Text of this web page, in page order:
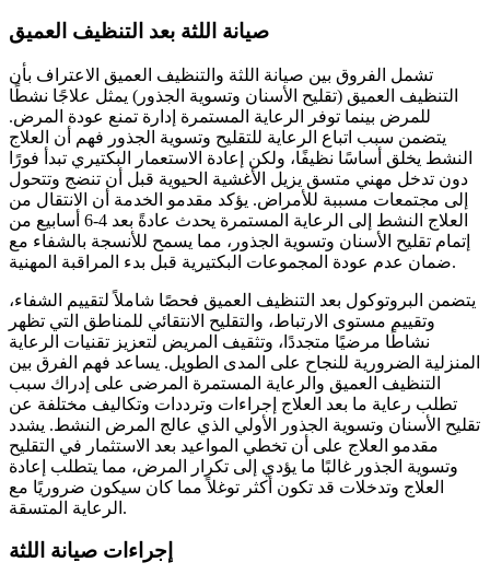
صيانة اللثة بعد التنظيف العميق
تشمل الفروق بين صيانة اللثة والتنظيف العميق الاعتراف بأن
التنظيف العميق (تقليح الأسنان وتسوية الجذور) يمثل علاجًا نشطًا
للمرض بينما توفر الرعاية المستمرة إدارة تمنع عودة المرض.
يتضمن سبب اتباع الرعاية للتقليح وتسوية الجذور فهم أن العلاج
النشط يخلق أساسًا نظيفًا، ولكن إعادة الاستعمار البكتيري تبدأ فورًا
دون تدخل مهني متسق يزيل الأغشية الحيوية قبل أن تنضج وتتحول
إلى مجتمعات مسببة للأمراض. يؤكد مقدمو الخدمة أن الانتقال من
العلاج النشط إلى الرعاية المستمرة يحدث عادةً بعد 4-6 أسابيع من
إتمام تقليح الأسنان وتسوية الجذور، مما يسمح للأنسجة بالشفاء مع
ضمان عدم عودة المجموعات البكتيرية قبل بدء المراقبة المهنية.
يتضمن البروتوكول بعد التنظيف العميق فحصًا شاملاً لتقييم الشفاء،
وتقييم مستوى الارتباط، والتقليح الانتقائي للمناطق التي تظهر
نشاطًا مرضيًا متجددًا، وتثقيف المريض لتعزيز تقنيات الرعاية
المنزلية الضرورية للنجاح على المدى الطويل. يساعد فهم الفرق بين
التنظيف العميق والرعاية المستمرة المرضى على إدراك سبب
تطلب رعاية ما بعد العلاج إجراءات وترددات وتكاليف مختلفة عن
تقليح الأسنان وتسوية الجذور الأولي الذي عالج المرض النشط. يشدد
مقدمو العلاج على أن تخطي المواعيد بعد الاستثمار في التقليح
وتسوية الجذور غالبًا ما يؤدي إلى تكرار المرض، مما يتطلب إعادة
العلاج وتدخلات قد تكون أكثر توغلاً مما كان سيكون ضروريًا مع
الرعاية المتسقة.
إجراءات صيانة اللثة